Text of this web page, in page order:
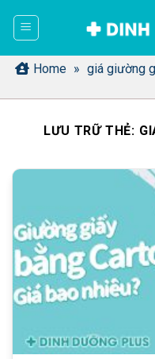
dung Home » giá giường
LƯU TRỮ THẺ: